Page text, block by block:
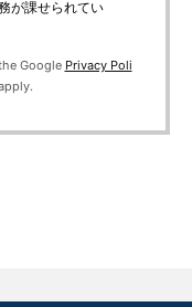
が課せられてい
Google Privacy Poli